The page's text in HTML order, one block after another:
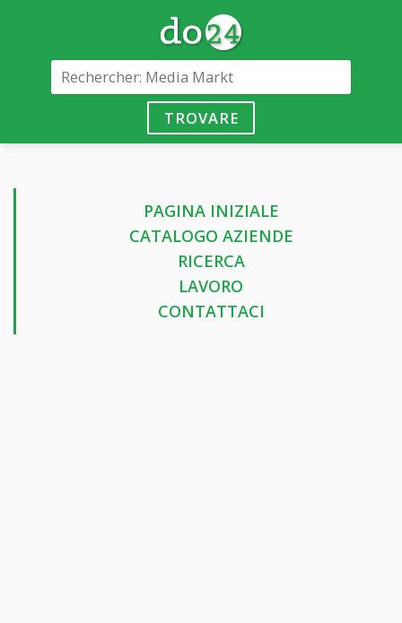
TROVARE
PAGINA INIZIALE
CATALOGO AZIENDE
RICERCA
LAVORO
CONTATTACI